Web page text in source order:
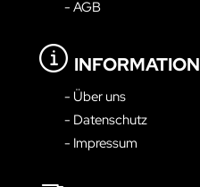
- AGB
INFORMATION
- Über uns
- Datenschutz
- Impressum